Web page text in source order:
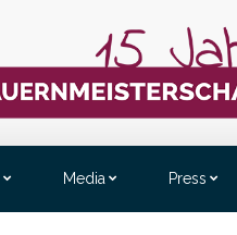
Media Press